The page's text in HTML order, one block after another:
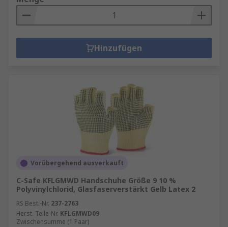
Hinzufügen
Vorübergehend ausverkauft
C-Safe KFLGMWD Handschuhe Größe 9 10 %
Polyvinylchlorid, Glasfaserverstärkt Gelb Latex 2
RS Best.-Nr. 237-2763
Herst. Teile-Nr. KFLGMWD09
Zwischensumme (1 Paar)